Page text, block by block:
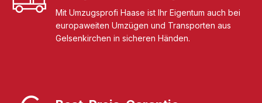
Mit Umzugsprofi Haase ist Ihr Eigentum auch bei
europaweiten Umzügen und Transporten aus
Gelsenkirchen in sicheren Händen.